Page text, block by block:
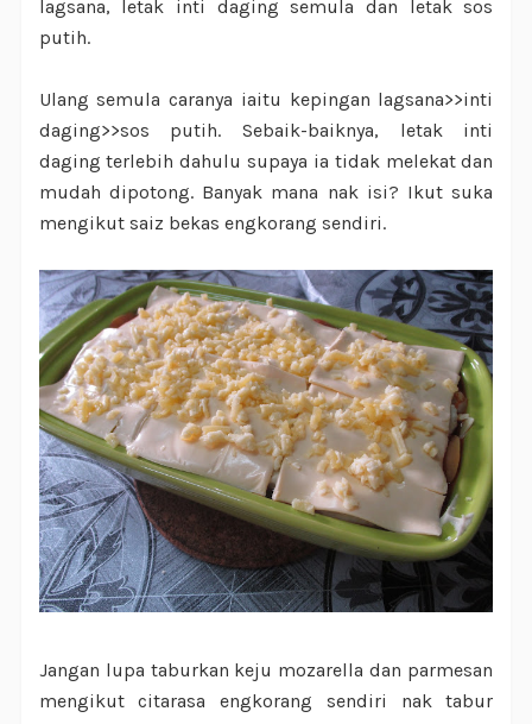
lagsana, letak inti daging semula dan letak sos
putih.
Ulang semula caranya iaitu kepingan lagsana>>inti
daging>>sos putih. Sebaik-baiknya, letak inti
daging terlebih dahulu supaya ia tidak melekat dan
mudah dipotong. Banyak mana nak isi? Ikut suka
mengikut saiz bekas engkorang sendiri.
Jangan lupa taburkan keju mozarella dan parmesan
mengikut citarasa engkorang sendiri nak tabur